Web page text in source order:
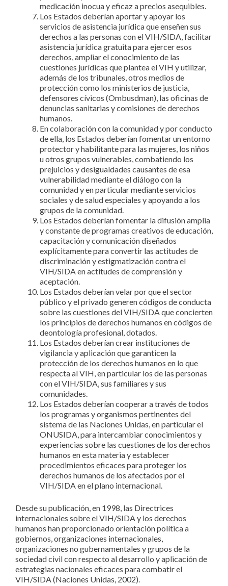
medicación inocua y eficaz a precios asequibles.
Los Estados deberían aportar y apoyar los
servicios de asistencia jurídica que enseñen sus
derechos a las personas con el VIH/SIDA, facilitar
asistencia jurídica gratuita para ejercer esos
derechos, ampliar el conocimiento de las
cuestiones jurídicas que plantea el VIH y utilizar,
además de los tribunales, otros medios de
protección como los ministerios de justicia,
defensores cívicos (Ombusdman), las oficinas de
denuncias sanitarias y comisiones de derechos
humanos.
En colaboración con la comunidad y por conducto
de ella, los Estados deberían fomentar un entorno
protector y habilitante para las mujeres, los niños
u otros grupos vulnerables, combatiendo los
prejuicios y desigualdades causantes de esa
vulnerabilidad mediante el diálogo con la
comunidad y en particular mediante servicios
sociales y de salud especiales y apoyando a los
grupos de la comunidad.
Los Estados deberían fomentar la difusión amplia
y constante de programas creativos de educación,
capacitación y comunicación diseñados
explícitamente para convertir las actitudes de
discriminación y estigmatización contra el
VIH/SIDA en actitudes de comprensión y
aceptación.
Los Estados deberían velar por que el sector
público y el privado generen códigos de conducta
sobre las cuestiones del VIH/SIDA que concierten
los principios de derechos humanos en códigos de
deontología profesional, dotados.
Los Estados deberían crear instituciones de
vigilancia y aplicación que garanticen la
protección de los derechos humanos en lo que
respecta al VIH, en particular los de las personas
con el VIH/SIDA, sus familiares y sus
comunidades.
Los Estados deberían cooperar a través de todos
los programas y organismos pertinentes del
sistema de las Naciones Unidas, en particular el
ONUSIDA, para intercambiar conocimientos y
experiencias sobre las cuestiones de los derechos
humanos en esta materia y establecer
procedimientos eficaces para proteger los
derechos humanos de los afectados por el
VIH/SIDA en el plano internacional.
Desde su publicación, en 1998, las Directrices
internacionales sobre el VIH/SIDA y los derechos
humanos han proporcionado orientación política a
gobiernos, organizaciones internacionales,
organizaciones no gubernamentales y grupos de la
sociedad civil con respecto al desarrollo y aplicación de
estrategias nacionales eficaces para combatir el
VIH/SIDA (Naciones Unidas, 2002).